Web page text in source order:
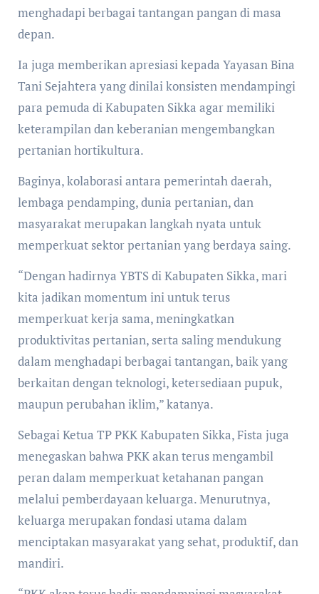
menghadapi berbagai tantangan pangan di masa
depan.
Ia juga memberikan apresiasi kepada Yayasan Bina
Tani Sejahtera yang dinilai konsisten mendampingi
para pemuda di Kabupaten Sikka agar memiliki
keterampilan dan keberanian mengembangkan
pertanian hortikultura.
Baginya, kolaborasi antara pemerintah daerah,
lembaga pendamping, dunia pertanian, dan
masyarakat merupakan langkah nyata untuk
memperkuat sektor pertanian yang berdaya saing.
“Dengan hadirnya YBTS di Kabupaten Sikka, mari
kita jadikan momentum ini untuk terus
memperkuat kerja sama, meningkatkan
produktivitas pertanian, serta saling mendukung
dalam menghadapi berbagai tantangan, baik yang
berkaitan dengan teknologi, ketersediaan pupuk,
maupun perubahan iklim,” katanya.
Sebagai Ketua TP PKK Kabupaten Sikka, Fista juga
menegaskan bahwa PKK akan terus mengambil
peran dalam memperkuat ketahanan pangan
melalui pemberdayaan keluarga. Menurutnya,
keluarga merupakan fondasi utama dalam
menciptakan masyarakat yang sehat, produktif, dan
mandiri.